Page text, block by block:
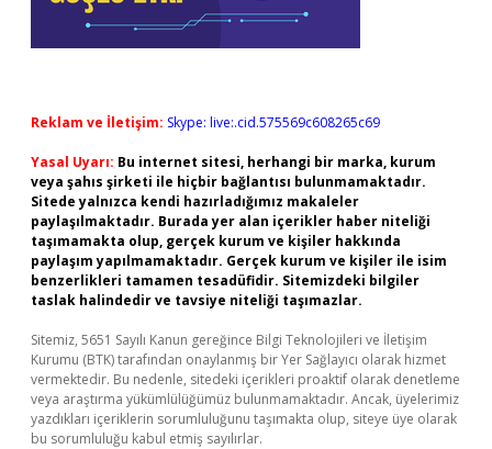
Reklam ve İletişim: Skype: live:.cid.575569c608265c69
Yasal Uyarı: Bu internet sitesi, herhangi bir marka, kurum
veya şahıs şirketi ile hiçbir bağlantısı bulunmamaktadır.
Sitede yalnızca kendi hazırladığımız makaleler
paylaşılmaktadır. Burada yer alan içerikler haber niteliği
taşımamakta olup, gerçek kurum ve kişiler hakkında
paylaşım yapılmamaktadır. Gerçek kurum ve kişiler ile isim
benzerlikleri tamamen tesadüfidir. Sitemizdeki bilgiler
taslak halindedir ve tavsiye niteliği taşımazlar.
Sitemiz, 5651 Sayılı Kanun gereğince Bilgi Teknolojileri ve İletişim
Kurumu (BTK) tarafından onaylanmış bir Yer Sağlayıcı olarak hizmet
vermektedir. Bu nedenle, sitedeki içerikleri proaktif olarak denetleme
veya araştırma yükümlülüğümüz bulunmamaktadır. Ancak, üyelerimiz
yazdıkları içeriklerin sorumluluğunu taşımakta olup, siteye üye olarak
bu sorumluluğu kabul etmiş sayılırlar.